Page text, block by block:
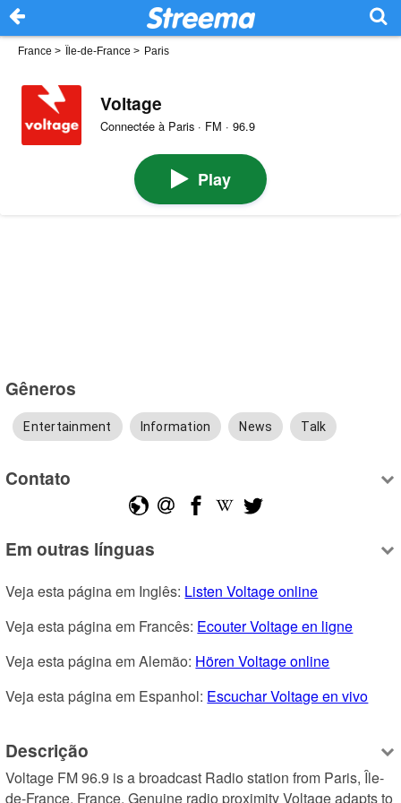
France > Île-de-France > Paris
Voltage
Connectée à Paris · FM · 96.9
Play
Gêneros
Entertainment Information News Talk
Contato
Em outras línguas
Veja esta página em Inglês: Listen Voltage online
Veja esta página em Francês: Ecouter Voltage en ligne
Veja esta página em Alemão: Hören Voltage online
Veja esta página em Espanhol: Escuchar Voltage en vivo
Descrição
Voltage FM 96.9 is a broadcast Radio station from Paris, Île-
de-France, France. Genuine radio proximity Voltage adapts to